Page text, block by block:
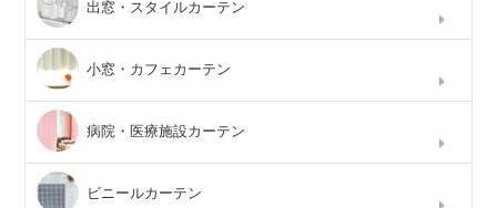
出窓・スタイルカーテン
小窓・カフェカーテン
病院・医療施設カーテン
ビニールカーテン